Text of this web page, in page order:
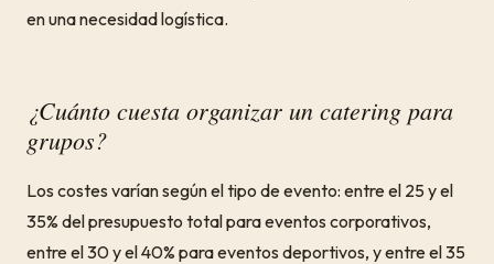
en una necesidad logística.
¿Cuánto cuesta organizar un catering para
grupos?
Los costes varían según el tipo de evento: entre el 25 y el
35% del presupuesto total para eventos corporativos,
entre el 30 y el 40% para eventos deportivos, y entre el 35